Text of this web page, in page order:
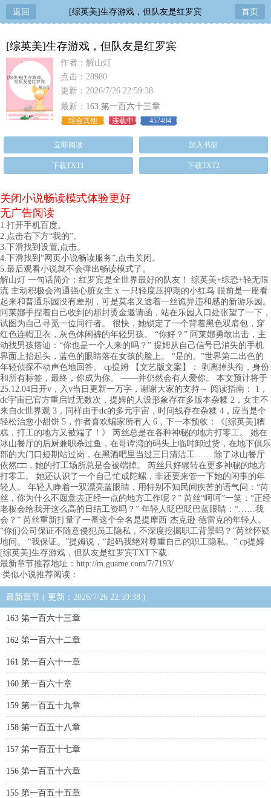
返回 [综英美]生存游戏，但队友是红罗宾 首页
[综英美]生存游戏，但队友是红罗宾
作者：解山灯
点击：28980
更新：2026/7/26 22:59:38
最新： 163 第一百六十三章
综合其他 连载中 457494
立即阅读 加入书架
下载TXT1 下载TXT2
关闭小说畅读模式体验更好
无广告阅读
1.打开手机百度。
2.点击右下方“我的”。
3.下滑找到设置,点击。
4.下滑找到“网页小说畅读服务”,点击关闭。
5.最后观看小说就不会弹出畅读模式了。
解山灯 一句话简介：红罗宾是全世界最好的队友！ 综英美+综恐+轻无限
流 主动积极会沟通强心脏女主 x 一只轻度压抑期的小红鸟 眼前是一座看
起来和普通乐园没有差别，可是莫名又透着一丝诡异违和感的新游乐园。
阿莱娜手捏着自己收到的那封烫金邀请函，站在乐园入口处张望了一下，
试图为自己寻觅一位同行者。 很快，她锁定了一个背着黑色双肩包，穿
红色连帽卫衣，灰色休闲裤的年轻男孩。 “你好？” 阿莱娜勇敢出击，主
动找男孩搭讪：“你也是一个人来的吗？” 提姆从自己信号已消失的手机
界面上抬起头，蓝色的眼睛落在女孩的脸上。 “是的。”世界第二出色的
年轻侦探不动声色地回答。 cp提姆 【文艺版文案】： 剥离掉头衔，身份
和所有标签，最终，你成为你。 ——并仍然会有人爱你。 本文预计将于
25.12.04日开v，入v当日更新一万字，谢谢大家的支持～ 阅读指南： 1，
dc宇宙已官方重启过无数次，提姆的人设形象存在多版本杂糅 2，女主不
来自dc世界观 3，同样由于dc的多元宇宙，时间线存在杂糅 4，应当是个
轻松治愈小甜饼 5，作者喜欢蝙家所有人 6，下一本预收：《[综英美]糟
糕，打工的地方又被端了！》 芮丝总是在各种神秘的地方打零工。 她在
冰山餐厅的后厨兼职杀过鱼，在哥谭湾的码头上临时卸过货，在地下俱乐
部的大门口短期站过岗，在黑酒吧里当过三日清洁工…… 除了冰山餐厅
依然□□，她的打工场所总是会被端掉。 芮丝只好辗转在更多神秘的地方
打零工。 她还认识了一个自己忙成陀螺，非还要来管一下她的闲事的年
轻人。 年轻人睁着一双漂亮蓝眼睛，用特别不知民间疾苦的语气问：“芮
丝，你为什么不愿意去正经一点的地方工作呢？” 芮丝“呵呵”一笑：“正经
老板会给我开这么高的日结工资吗？” 年轻人眨巴眨巴蓝眼睛：“……我
会？” 芮丝重新打量了一番这个全名是提摩西·杰克逊·德雷克的年轻人。
“你们公司保证不随意侵犯员工隐私，不深度挖掘职工背景吗？”芮丝怀疑
地问。 “我保证。”提姆说，“起码我绝对尊重自己的职工隐私。” cp提姆
[综英美]生存游戏，但队友是红罗宾TXT下载
最新章节推荐地址：http://m.guame.com/7/7193/
类似小说推荐阅读：
最新章节 ( 更新：2026/7/26 22:59:38 )
163 第一百六十三章
162 第一百六十二章
161 第一百六十一章
160 第一百六十章
159 第一百五十九章
158 第一百五十八章
157 第一百五十七章
156 第一百五十六章
155 第一百五十五章